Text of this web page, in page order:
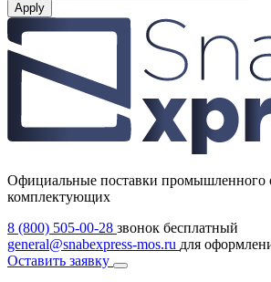
Apply
Официальные поставки промышленного
комплектующих
8 (800) 505-00-28 звонок бесплатный
general@snabexpress-mos.ru для
Оставить заявку